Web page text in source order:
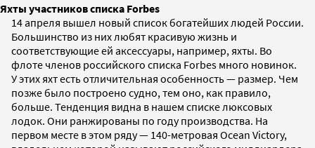
Яхты участников списка Forbes
14 апреля вышел новый список богатейших людей России.
Большинство из них любят красивую жизнь и
соответствующие ей аксессуары, например, яхты. Во
флоте членов российского списка Forbes много новинок.
У этих яхт есть отличительная особенность — размер. Чем
позже было построено судно, тем оно, как правило,
больше. Тенденция видна в нашем списке люксовых
лодок. Они ранжированы по году производства. На
первом месте в этом ряду — 140-метровая Ocean Victory,